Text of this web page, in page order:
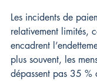
Les incidents de
relativement limités,
encadrent
plus souvent, les
dépassent pas 35 %